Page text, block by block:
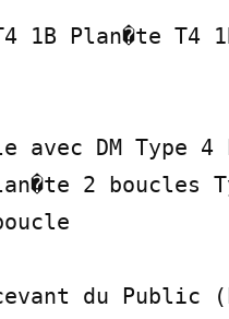
1B Plan�te T4
avec DM Type
2 boucles
du Public